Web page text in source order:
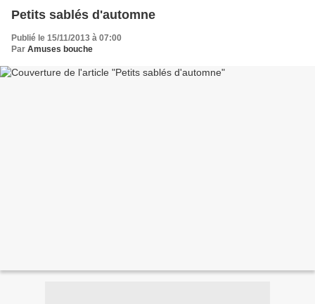
Petits sablés d'automne
Publié le 15/11/2013 à 07:00
Par Amuses bouche